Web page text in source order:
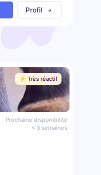
Profil
⚡️ Très réactif
Prochaine disponibilité
< 3 semaines